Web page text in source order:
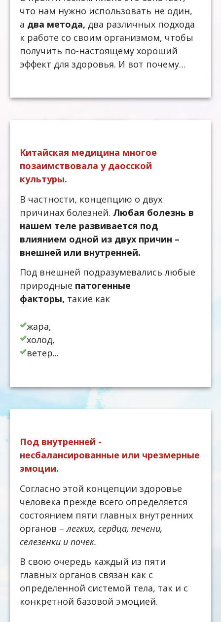
что нам нужно использовать не один,
а два метода, два различных подхода
к работе со своим организмом, чтобы
получить по-настоящему хороший
эффект для здоровья. И вот почему…
Китайская медицина многое
позаимствовала у даосской
культуры.
В частности, концепцию о двух
причинах болезней. Любая болезнь в
нашем теле развивается под
влиянием одной из двух причин –
внешней или внутренней.
Под внешней подразумевались любые
природные патогенные
факторы, такие как
жара,
холод,
ветер...
Под внутренней -
несбалансированные или чрезмерные
эмоции.
Согласно этой концепции здоровье
человека прежде всего определяется
состоянием пяти главных внутренних
органов –легких, сердца, печени,
селезенки и почек.
В свою очередь каждый из пяти
главных органов связан как с
определенной системой тела, так и с
конкретной базовой эмоцией.